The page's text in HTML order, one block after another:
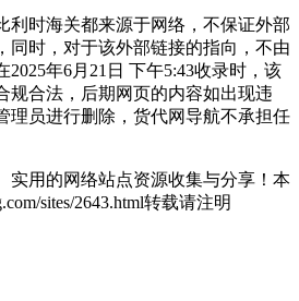
利时海关都来源于网络，不保证外部
同时，对于该外部链接的指向，不由
年6月21日 下午5:43收录时，该
规合法，后期网页的内容如出现违
理员进行删除，货代网导航不承担任
实用的网络站点资源收集与分享！ 本
sites/2643.html转载请注明